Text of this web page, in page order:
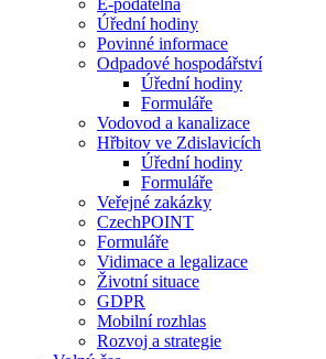
E-podatelna
Úřední hodiny
Povinné informace
Odpadové hospodářství
Úřední hodiny
Formuláře
Vodovod a kanalizace
Hřbitov ve Zdislavicích
Úřední hodiny
Formuláře
Veřejné zakázky
CzechPOINT
Formuláře
Vidimace a legalizace
Životní situace
GDPR
Mobilní rozhlas
Rozvoj a strategie